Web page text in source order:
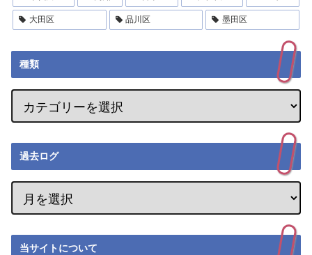
大田区 品川区 墨田区
種類
過去ログ
当サイトについて